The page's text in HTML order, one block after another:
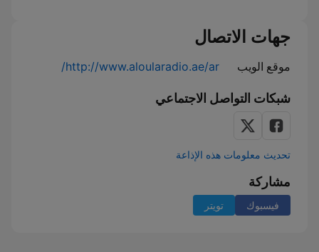
جهات الاتصال
موقع الويب http://www.aloularadio.ae/ar/
شبكات التواصل الاجتماعي
تحديث معلومات هذه الإذاعة
مشاركة
فيسبوك تويتر